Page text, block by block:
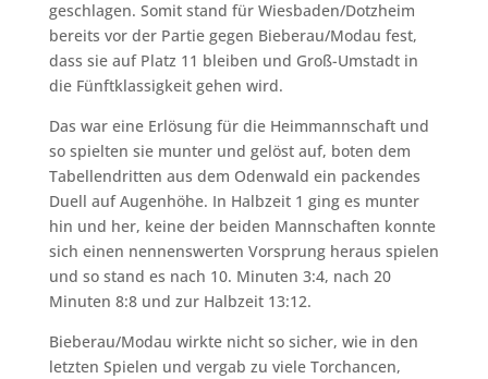
geschlagen. Somit stand für Wiesbaden/Dotzheim
bereits vor der Partie gegen Bieberau/Modau fest,
dass sie auf Platz 11 bleiben und Groß-Umstadt in
die Fünftklassigkeit gehen wird.
Das war eine Erlösung für die Heimmannschaft und
so spielten sie munter und gelöst auf, boten dem
Tabellendritten aus dem Odenwald ein packendes
Duell auf Augenhöhe. In Halbzeit 1 ging es munter
hin und her, keine der beiden Mannschaften konnte
sich einen nennenswerten Vorsprung heraus spielen
und so stand es nach 10. Minuten 3:4, nach 20
Minuten 8:8 und zur Halbzeit 13:12.
Bieberau/Modau wirkte nicht so sicher, wie in den
letzten Spielen und vergab zu viele Torchancen,